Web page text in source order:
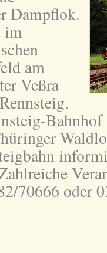
Dampflok.
im
am
Veßra
70666 oder